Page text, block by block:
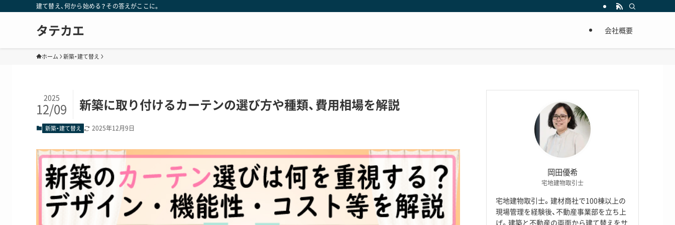
建て替え、何から始める？その答えがここに。
タテカエ 会社概要
ホーム 新築・建て替え
新築に取り付けるカーテンの選び方や種類、費用相場を解説
2025
12/09
新築・建て替え 2025年12月9日
岡田優希
宅地建物取引士
宅地建物取引士。建材商社で100棟以上の
現場管理を経験後、不動産事業部を立ち上
げ。建築と不動産の両面から建て替えをサ